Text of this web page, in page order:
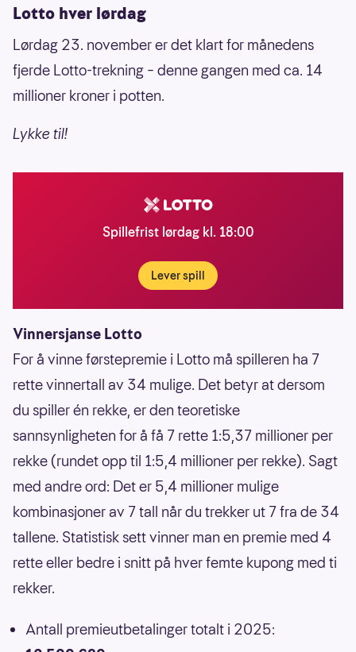
Lotto hver lørdag
Lørdag 23. november er det klart for månedens
fjerde Lotto-trekning – denne gangen med ca. 14
millioner kroner i potten.
Lykke til!
Spillefrist lørdag kl. 18:00
Lever spill
Vinnersjanse Lotto
For å vinne førstepremie i Lotto må spilleren ha 7
rette vinnertall av 34 mulige. Det betyr at dersom
du spiller én rekke, er den teoretiske
sannsynligheten for å få 7 rette 1:5,37 millioner per
rekke (rundet opp til 1:5,4 millioner per rekke). Sagt
med andre ord: Det er 5,4 millioner mulige
kombinasjoner av 7 tall når du trekker ut 7 fra de 34
tallene. Statistisk sett vinner man en premie med 4
rette eller bedre i snitt på hver femte kupong med ti
rekker.
Antall premieutbetalinger totalt i 2025: